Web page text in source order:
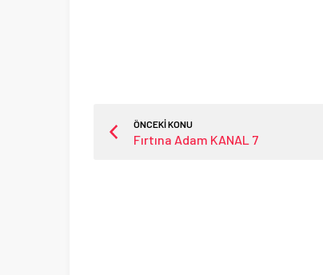
ÖNCEKİ KONU
Fırtına Adam KANAL 7